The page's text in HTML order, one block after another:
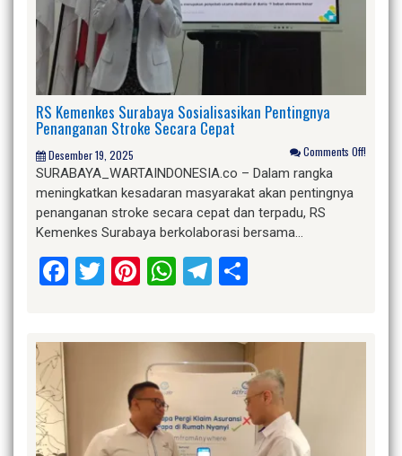
RS Kemenkes Surabaya Sosialisasikan Pentingnya
Penanganan Stroke Secara Cepat
Desember 19, 2025 Comments Off!
SURABAYA_WARTAINDONESIA.co – Dalam rangka
meningkatkan kesadaran masyarakat akan pentingnya
penanganan stroke secara cepat dan terpadu, RS
Kemenkes Surabaya berkolaborasi bersama…
Facebook
Twitter
Pinterest
WhatsApp
Telegram